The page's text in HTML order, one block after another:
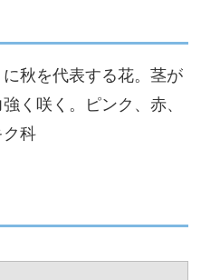
に秋を代表する花。茎が
く咲く。ピンク、赤、
ク科